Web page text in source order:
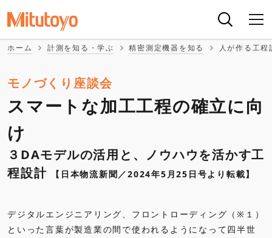
ホーム 計測を知る・学ぶ 精密測定機器を知る 人が作る工
モノづくり座談会
スマートな加工工程の確立に向
け
３DAモデルの活用と、ノウハウを活かす工
程設計
【日本物流新聞／2024年5月25日号より転載】
デジタルエンジニアリング、フロントローディング（※１）
といった言葉が製造業の間で使われるようになって四半世